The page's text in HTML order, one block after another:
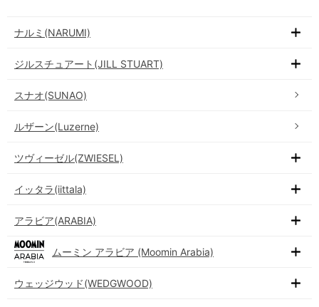
ナルミ(NARUMI)
ジルスチュアート(JILL STUART)
スナオ(SUNAO)
ルザーン(Luzerne)
ツヴィーゼル(ZWIESEL)
イッタラ(iittala)
アラビア(ARABIA)
ムーミン アラビア (Moomin Arabia)
ウェッジウッド(WEDGWOOD)